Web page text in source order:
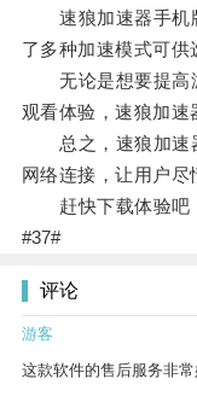
速狼加速器手机
了多种加速模式可供
无论是想要提高
观看体验，速狼加速
总之，速狼加速
网络连接，让用户尽
赶快下载体验吧
#37#
评论
游客
这款软件的售后服务非